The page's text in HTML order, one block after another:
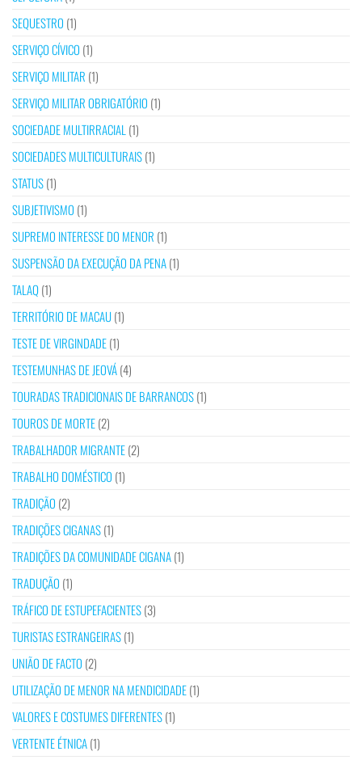
SEQUESTRO (1)
SERVIÇO CÍVICO (1)
SERVIÇO MILITAR (1)
SERVIÇO MILITAR OBRIGATÓRIO (1)
SOCIEDADE MULTIRRACIAL (1)
SOCIEDADES MULTICULTURAIS(1)
STATUS(1)
SUBJETIVISMO (1)
SUPREMO INTERESSE DO MENOR (1)
SUSPENSÃO DA EXECUÇÃO DA PENA(1)
TALAQ(1)
TERRITÓRIO DE MACAU(1)
TESTE DE VIRGINDADE(1)
TESTEMUNHAS DE JEOVÁ(4)
TOURADAS TRADICIONAIS DE BARRANCOS(1)
TOUROS DE MORTE(2)
TRABALHADOR MIGRANTE(2)
TRABALHO DOMÉSTICO (1)
TRADIÇÃO (2)
TRADIÇÕES CIGANAS(1)
TRADIÇÕES DA COMUNIDADE CIGANA(1)
TRADUÇÃO (1)
TRÁFICO DE ESTUPEFACIENTES(3)
TURISTAS ESTRANGEIRAS(1)
UNIÃO DE FACTO (2)
UTILIZAÇÃO DE MENOR NA MENDICIDADE(1)
VALORES E COSTUMES DIFERENTES(1)
VERTENTE ÉTNICA(1)